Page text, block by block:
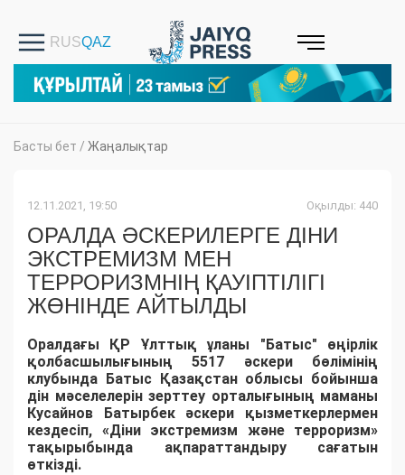
Басты бет / Жаңалықтар
12.11.2021, 19:50 Оқылды: 440
ОРАЛДА ӘСКЕРИЛЕРГЕ ДІНИ
ЭКСТРЕМИЗМ МЕН
ТЕРРОРИЗМНІҢ ҚАУІПТІЛІГІ
ЖӨНІНДЕ АЙТЫЛДЫ
Оралдағы ҚР Ұлттық ұланы "Батыс" өңірлік
қолбасшылығының 5517 әскери бөлімінің
клубында Батыс Қазақстан облысы бойынша
дін мәселелерін зерттеу орталығының маманы
Кусайнов Батырбек әскери қызметкерлермен
кездесіп, «Діни экстремизм және терроризм»
тақырыбында ақпараттандыру сағатын
өткізді.